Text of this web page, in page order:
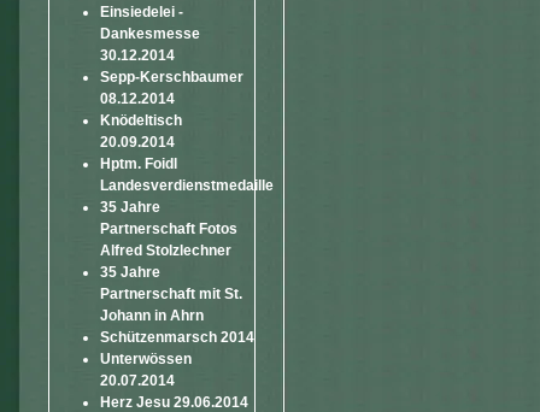
Einsiedelei -
Dankesmesse
30.12.2014
Sepp-Kerschbaumer
08.12.2014
Knödeltisch
20.09.2014
Hptm. Foidl
Landesverdienstmedaille
35 Jahre
Partnerschaft Fotos
Alfred Stolzlechner
35 Jahre
Partnerschaft mit St.
Johann in Ahrn
Schützenmarsch 2014
Unterwössen
20.07.2014
Herz Jesu 29.06.2014